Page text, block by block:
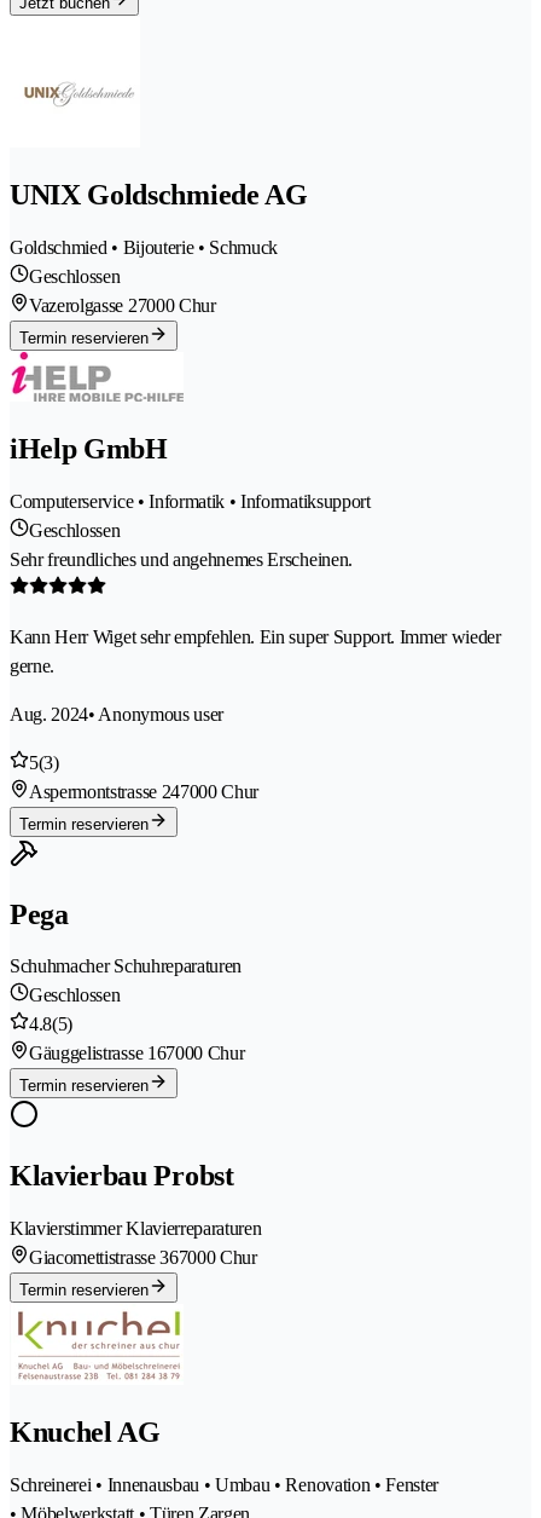
UNIX Goldschmiede AG
Goldschmied • Bijouterie • Schmuck
Geschlossen
Vazerolgasse 27000 Chur
Termin reservieren
iHelp GmbH
Computerservice • Informatik • Informatiksupport
Geschlossen
Sehr freundliches und angehnemes Erscheinen.
Kann Herr Wiget sehr empfehlen. Ein super Support. Immer wieder
gerne.
Aug. 2024• Anonymous user
5(3)
Aspermontstrasse 247000 Chur
Termin reservieren
Pega
Schuhmacher Schuhreparaturen
Geschlossen
4.8(5)
Gäuggelistrasse 167000 Chur
Termin reservieren
Klavierbau Probst
Klavierstimmer Klavierreparaturen
Giacomettistrasse 367000 Chur
Termin reservieren
Knuchel AG
Schreinerei • Innenausbau • Umbau • Renovation • Fenster
• Möbelwerkstatt • Türen Zargen